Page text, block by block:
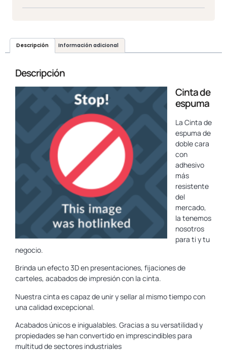
Descripción Información adicional
Descripción
Cinta de
espuma
La Cinta de
espuma de
doble cara
con
adhesivo
más
resistente
del
mercado,
la tenemos
nosotros
para ti y tu
negocio.
Brinda un efecto 3D en presentaciones, fijaciones de
carteles, acabados de impresión con la cinta.
Nuestra cinta es capaz de unir y sellar al mismo tiempo con
una calidad excepcional.
Acabados únicos e inigualables. Gracias a su versatilidad y
propiedades se han convertido en imprescindibles para
multitud de sectores industriales